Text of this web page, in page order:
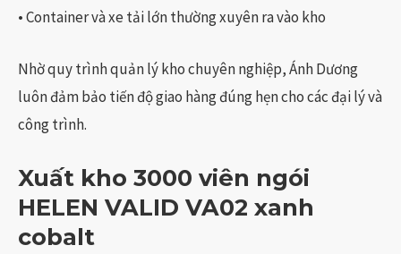
• Container và xe tải lớn thường xuyên ra vào kho
Nhờ quy trình quản lý kho chuyên nghiệp, Ánh Dương
luôn đảm bảo tiến độ giao hàng đúng hẹn cho các đại lý và
công trình.
Xuất kho 3000 viên ngói
HELEN VALID VA02 xanh
cobalt